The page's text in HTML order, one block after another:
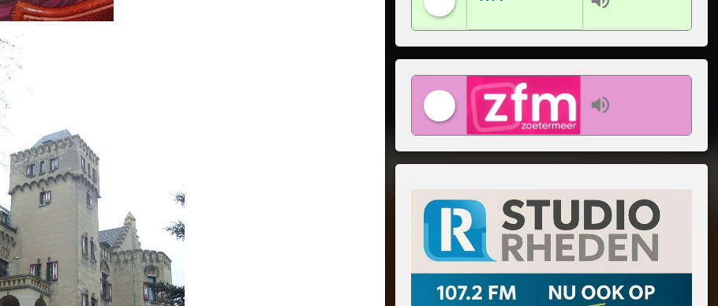
RTV Lansingerland
ZFM Zoetermeer